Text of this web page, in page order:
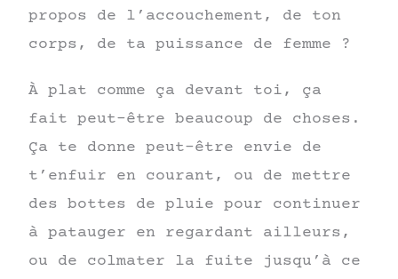
propos de l’accouchement, de ton
corps, de ta puissance de femme ?
À plat comme ça devant toi, ça
fait peut-être beaucoup de choses.
Ça te donne peut-être envie de
t’enfuir en courant, ou de mettre
des bottes de pluie pour continuer
à patauger en regardant ailleurs,
ou de colmater la fuite jusqu’à ce